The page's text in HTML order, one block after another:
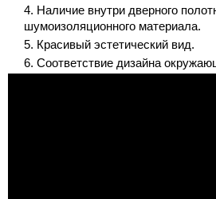
Наличие внутри дверного
шумоизоляционного материала.
Красивый эстетический вид.
Соответствие дизайна